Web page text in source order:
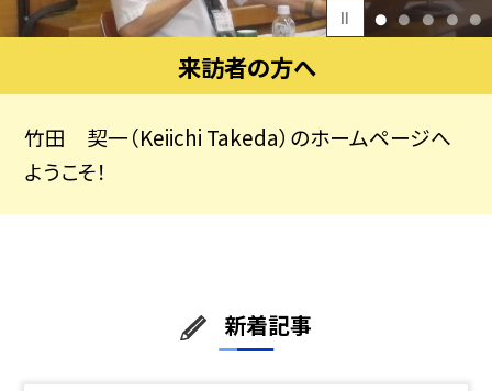
1 2 3 4 5
来訪者の方へ
竹田 契一（Keiichi Takeda）のホームページへ
ようこそ！
新着記事